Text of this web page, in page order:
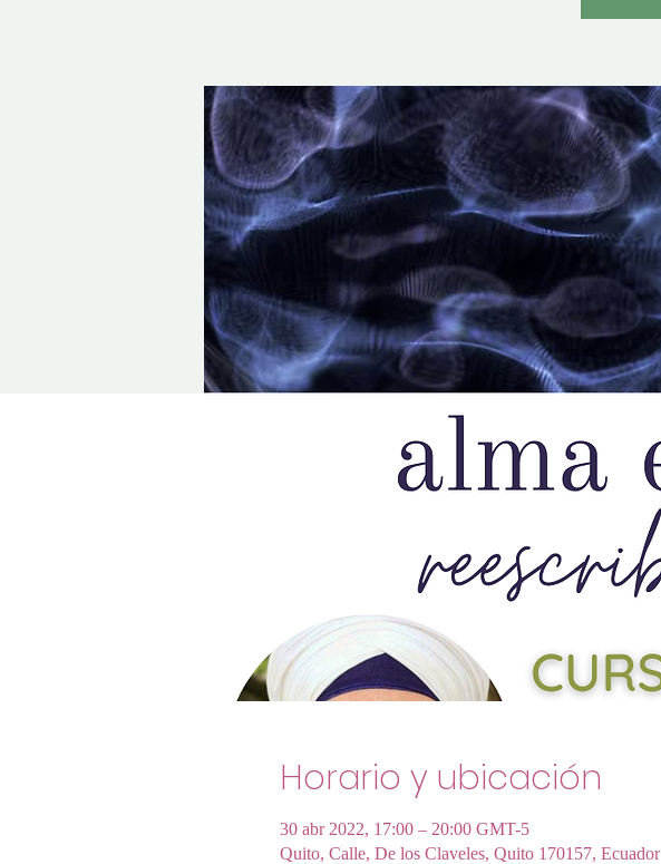
Horario y ubicación
30 abr 2022, 17:00 – 20:00 GMT-5
Quito, Calle, De los Claveles, Quito 170157, Ecuador